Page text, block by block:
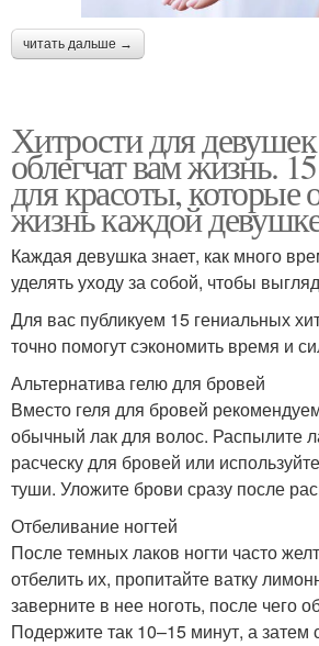
читать дальше →
Хитрости для
облегчат вам жизнь.
для красоты, которые
жизнь каждой
Каждая девушка знает, как много
уделять уходу за собой, чтобы
Для вас публикуем 15 гениальных
точно помогут сэкономить время и
Альтернатива гелю для бровей
Вместо геля для бровей
обычный лак для волос. Распылите
расческу для бровей или
туши. Уложите брови сразу после
Отбеливание ногтей
После темных лаков ногти часто
отбелить их, пропитайте ватку
заверните в нее ноготь, после чего
Подержите так 10–15 минут, а затем